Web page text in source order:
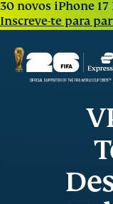
30 novos iPhone
Inscreve-te para